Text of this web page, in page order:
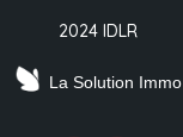
2024 IDLR
La Solution Immo